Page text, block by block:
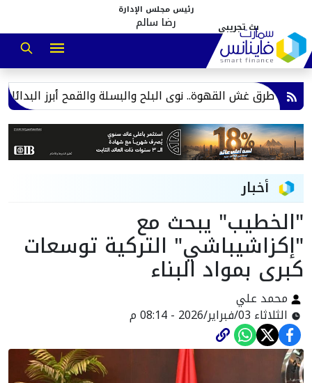
رئيس مجلس الإدارة
رضا سالم
طرق غش القهوة.. نوى البلح والبسلة والقمح أبرز البدائل
أخبار
"الخطيب" يبحث مع
"إكزاشيباشي" التركية توسعات
كبرى بمواد البناء
محمد علي
الثلاثاء 03/فبراير/2026 - 08:14 م